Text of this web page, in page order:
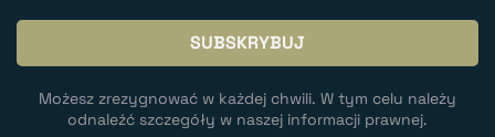
Możesz zrezygnować w każdej chwili. W tym celu należy
odnaleźć szczegóły w naszej informacji prawnej.